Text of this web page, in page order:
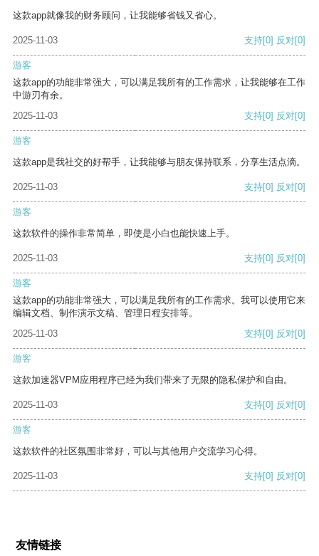
这款app就像我的财务顾问，让我能够省钱又省心。
2025-11-03 支持[0] 反对[0]
游客
这款app的功能非常强大，可以满足我所有的工作需求，让我能够在工作
中游刃有余。
2025-11-03
支持[0] 反对[0]
游客
这款app是我社交的好帮手，让我能够与朋友保持联系，分享生活点滴。
2025-11-03 支持[0] 反对[0]
游客
这款软件的操作非常简单，即使是小白也能快速上手。
2025-11-03 支持[0] 反对[0]
游客
这款app的功能非常强大，可以满足我所有的工作需求。我可以使用它来
编辑文档、制作演示文稿、管理日程安排等。
2025-11-03
支持[0] 反对[0]
游客
这款加速器VPM应用程序已经为我们带来了无限的隐私保护和自由。
2025-11-03 支持[0] 反对[0]
游客
这款软件的社区氛围非常好，可以与其他用户交流学习心得。
2025-11-03 支持[0] 反对[0]
友情链接